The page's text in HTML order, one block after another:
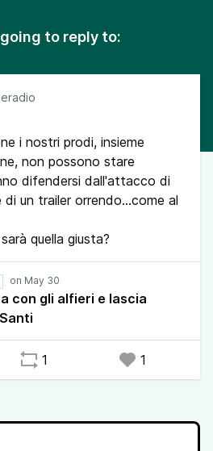
to reply to:
i nostri prodi, insieme
non possono stare
difendersi dall'attacco di
un trailer orrendo...come al
quella giusta?
con gli alfieri e lascia
1 1